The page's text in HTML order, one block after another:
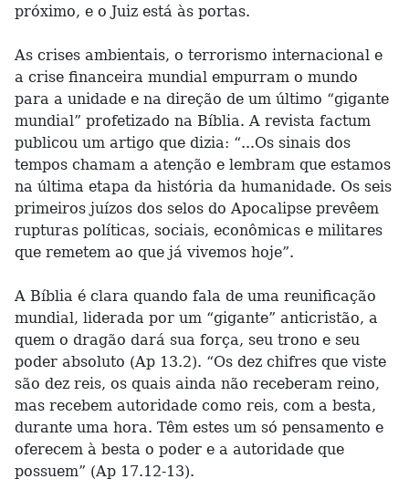
próximo, e o Juiz está às portas.
As crises ambientais, o terrorismo internacional e
a crise financeira mundial empurram o mundo
para a unidade e na direção de um último “gigante
mundial” profetizado na Bíblia. A revista factum
publicou um artigo que dizia: “...Os sinais dos
tempos chamam a atenção e lembram que estamos
na última etapa da história da humanidade. Os seis
primeiros juízos dos selos do Apocalipse prevêem
rupturas políticas, sociais, econômicas e militares
que remetem ao que já vivemos hoje”.
A Bíblia é clara quando fala de uma reunificação
mundial, liderada por um “gigante” anticristão, a
quem o dragão dará sua força, seu trono e seu
poder absoluto (Ap 13.2). “Os dez chifres que viste
são dez reis, os quais ainda não receberam reino,
mas recebem autoridade como reis, com a besta,
durante uma hora. Têm estes um só pensamento e
oferecem à besta o poder e a autoridade que
possuem” (Ap 17.12-13).